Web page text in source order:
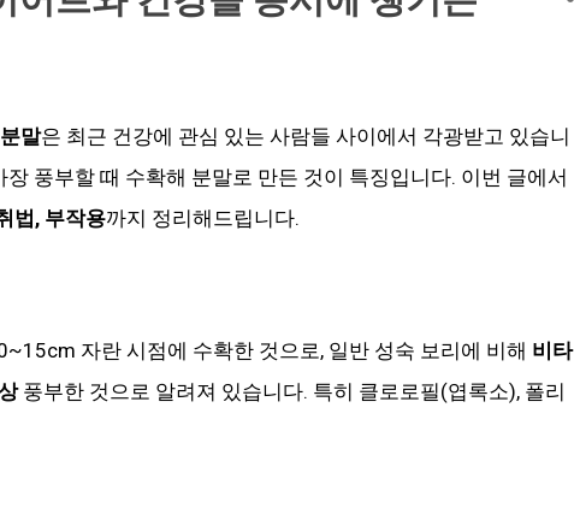
말은 최근 건강에 관심 있는 사람들 사이에서 각광받고 있습니
풍부할 때 수확해 분말로 만든 것이 특징입니다. 이번 글에서
법, 부작용까지 정리해드립니다.
자란 시점에 수확한 것으로, 일반 성숙 보리에 비해 비타
풍부한 것으로 알려져 있습니다. 특히 클로로필(엽록소), 폴리